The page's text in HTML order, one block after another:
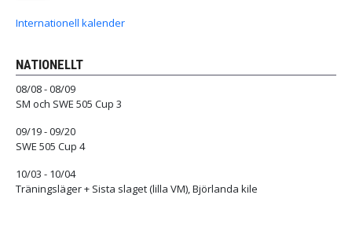
Internationell kalender
NATIONELLT
08/08 - 08/09
SM och SWE 505 Cup 3
09/19 - 09/20
SWE 505 Cup 4
10/03 - 10/04
Träningsläger + Sista slaget (lilla VM), Björlanda kile